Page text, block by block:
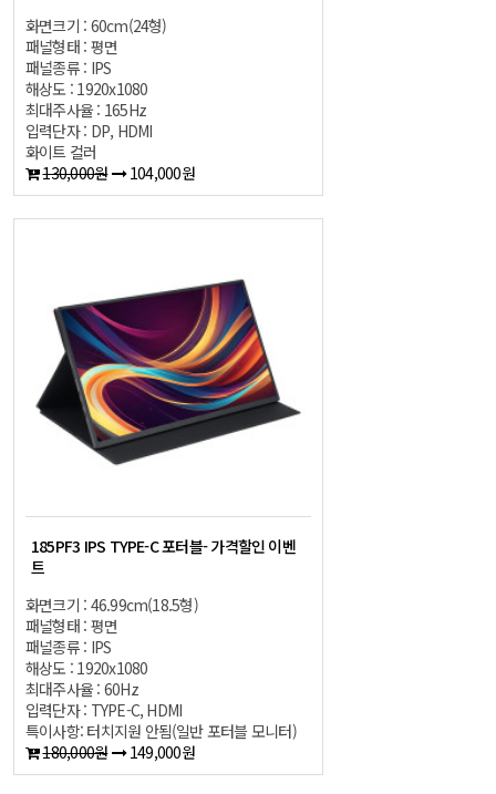
화면크기 : 60cm(24형)
패널형태 : 평면
패널종류 : IPS
해상도 : 1920x1080
최대주사율 : 165Hz
입력단자 : DP, HDMI
화이트 컬러
130,000원
104,000원
185PF3 IPS TYPE-C 포터블- 가격할인 이벤
트
화면크기 : 46.99cm(18.5형)
패널형태 : 평면
패널종류 : IPS
해상도 : 1920x1080
최대주사율 : 60Hz
입력단자 : TYPE-C, HDMI
특이사항: 터치지원 안됨(일반 포터블 모니터)
180,000원
149,000원